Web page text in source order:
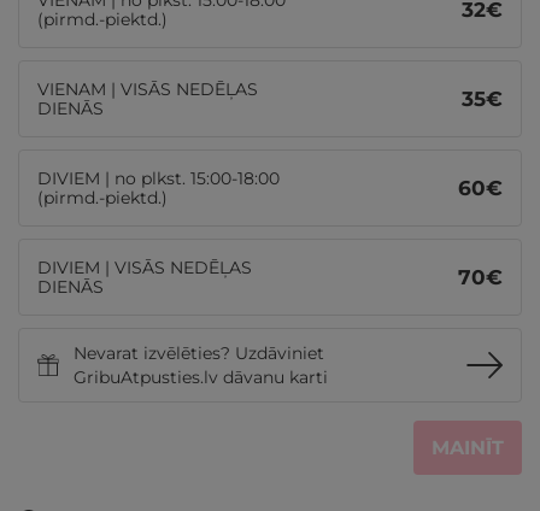
(pirmd.-piektd.)
32€
VIENAM | VISĀS NEDĒĻAS
DIENĀS
35€
DIVIEM | no plkst. 15:00-18:00
(pirmd.-piektd.)
60€
DIVIEM | VISĀS NEDĒĻAS
DIENĀS
70€
Nevarat izvēlēties? Uzdāviniet
GribuAtpusties.lv dāvanu karti
MAINĪT